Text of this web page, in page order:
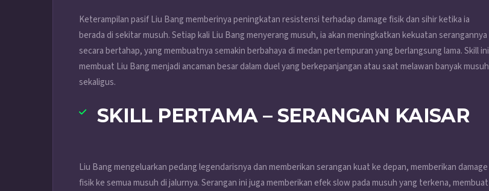
Keterampilan pasif Liu Bang memberinya peningkatan resistensi terhadap damage fisik dan sihir ketika ia
berada di sekitar musuh. Setiap kali Liu Bang menyerang musuh, ia akan meningkatkan kekuatan serangannya
secara bertahap, yang membuatnya semakin berbahaya di medan pertempuran yang berlangsung lama. Skill ini
membuat Liu Bang menjadi ancaman besar dalam duel yang berkepanjangan atau saat melawan banyak musuh
sekaligus.
SKILL PERTAMA – SERANGAN KAISAR
Liu Bang mengeluarkan pedang legendarisnya dan memberikan serangan kuat ke depan, memberikan damage
fisik ke semua musuh di jalurnya. Serangan ini juga memberikan efek slow pada musuh yang terkena, membuat